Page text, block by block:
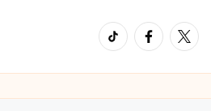
TikTokFacebook
Twitter